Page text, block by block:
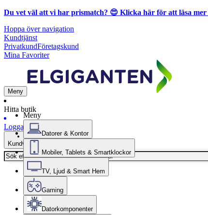
Du vet väl att vi har prismatch? 😍 Klicka här för att läsa mer
Hoppa över navigation
Kundtjänst
PrivatkundFöretagskund
Mina Favoriter
Meny
Hitta butik
Logga in
Kundvagn
Meny
Datorer & Kontor
Mobiler, Tablets & Smartklockor
TV, Ljud & Smart Hem
Gaming
Datorkomponenter